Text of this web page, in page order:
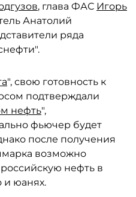
, глава ФАС Игорь
Анатолий
ряда
", свою готовность к
подтверждали
нефть",
фьючер будет
после получения
возможно
нефть в
и юанях.